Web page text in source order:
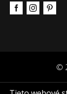
©